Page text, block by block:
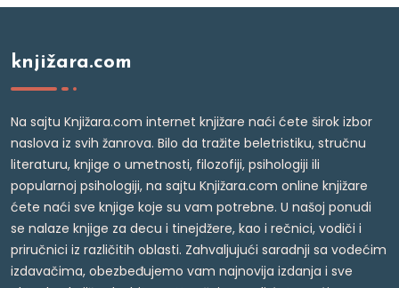
knjižara.com
Na sajtu Knjižara.com internet knjižare naći ćete širok izbor
naslova iz svih žanrova. Bilo da tražite beletristiku, stručnu
literaturu, knjige o umetnosti, filozofiji, psihologiji ili
popularnoj psihologiji, na sajtu Knjižara.com online knjižare
ćete naći sve knjige koje su vam potrebne. U našoj ponudi
se nalaze knjige za decu i tinejdžere, kao i rečnici, vodiči i
priručnici iz različitih oblasti. Zahvaljujući saradnji sa vodećim
izdavačima, obezbeđujemo vam najnovija izdanja i sve